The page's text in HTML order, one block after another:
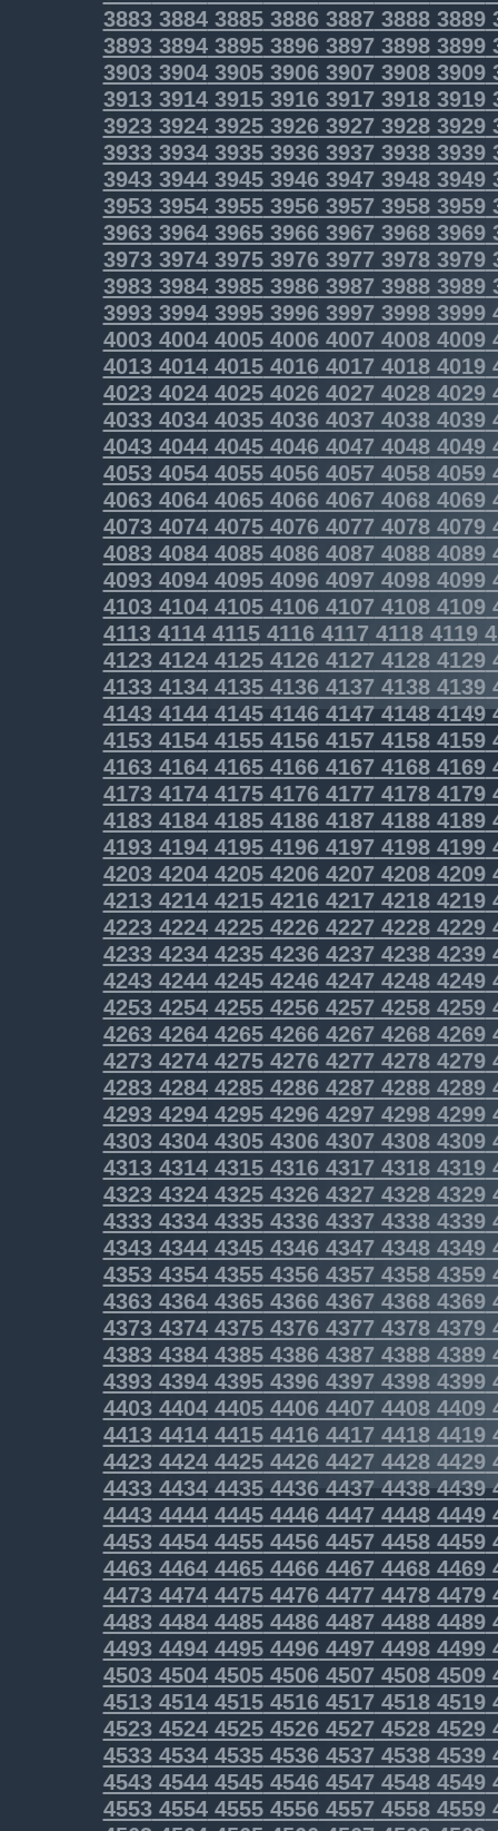
3883388438853886388738883889
3893389438953896389738983899
3903390439053906390739083909
3913391439153916391739183919
3923392439253926392739283929
3933393439353936393739383939
3943394439453946394739483949
3953395439553956395739583959
3963396439653966396739683969
3973397439753976397739783979
3983398439853986398739883989
3993399439953996399739983999
4003400440054006400740084009
40134014401540164017 40184019
4023402440254026402740284029
40334034403540364037 40384039
40434044404540464047 40484049
40534054405540564057 40584059
4063406440654066406740684069
40734074407540764077 40784079
40834084408540864087 40884089
40934094409540964097 40984099
41034104410541064107 41084109
41134114411541164117 41184119
41234124412541264127 41284129
41334134413541364137 41384139
4143414441454146414741484149
4153415441554156415741584159
4163416441654166416741684169
4173417441754176417741784179
4183418441854186418741884189
4193419441954196419741984199
4203420442054206420742084209
4213421442154216421742184219
4223422442254226422742284229
4233423442354236423742384239
4243424442454246424742484249
4253425442554256425742584259
4263426442654266426742684269
4273427442754276427742784279
4283428442854286428742884289
4293429442954296429742984299
4303430443054306430743084309
43134314431543164317 43184319
43234324432543264327 43284329
43334334433543364337 43384339
4343434443454346434743484349
4353435443554356435743584359
43634364436543664367 43684369
43734374437543764377 43784379
43834384438543864387 43884389
43934394439543964397 43984399
44034404440544064407 44084409
44134414441544164417 44184419
44234424442544264427 44284429
4433443444354436443744384439
4443444444454446444744484449
4453445444554456445744584459
4463446444654466446744684469
4473447444754476447744784479
4483448444854486448744884489
4493449444954496449744984499
4503450445054506450745084509
4513451445154516451745184519
4523452445254526452745284529
4533453445354536453745384539
4543454445454546454745484549
4553455445554556455745584559